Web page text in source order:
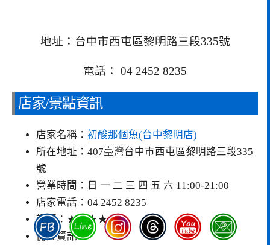
地址：台中市西屯區黎明路三段335號
電話： 04 2452 8235
店家/景點資訊
店家名稱： 初酸那個魚(台中黎明店)
所在地址：407臺灣台中市西屯區黎明路三段335
號
營業時間：日 一 二 三 四 五 六 11:00-21:00
店家電話：04 2452 8235
評價：★★★★
備註資訊：